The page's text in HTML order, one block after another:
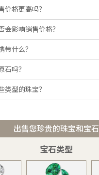
价格更高吗？
会影响销售价格？
带什么？
石吗？
类型的珠宝？
出售您珍贵的珠宝和宝石
宝石类型